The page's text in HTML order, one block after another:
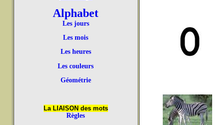
Alphabet
Les jours
Les mois
Les heures
Les couleurs
Géométrie
La LIAISON des mots
Règles